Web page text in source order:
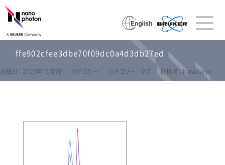
ffe902cfee3dbe70f09dc0a4d3db27ed
投稿日 : 2023年12月7日 カテゴリー : カテゴリー : タグ : 投稿者 : haradaryo